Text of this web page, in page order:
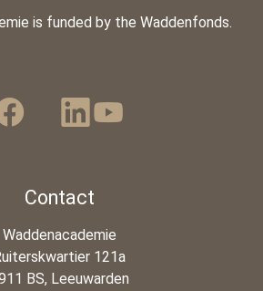
is funded by the Waddenfonds.
Contact
Waddenacademie
121a
BS, Leeuwarden